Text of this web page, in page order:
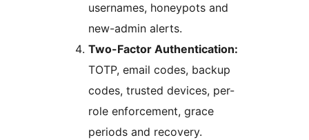
usernames, honeypots and
new-admin alerts.
Two-Factor Authentication:
TOTP, email codes, backup
codes, trusted devices, per-
role enforcement, grace
periods and recovery.